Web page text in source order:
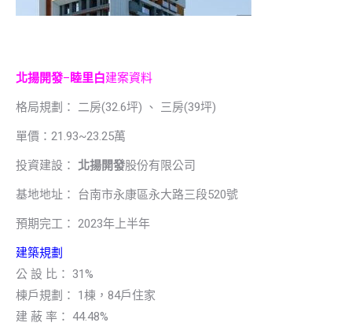
北揚開發–睦里白建案資料
格局規劃： 二房(32.6坪) 、 三房(39坪)
單價：21.93~23.25萬
投資建設： 北揚開發股份有限公司
基地地址： 台南市永康區永大路三段520號
預期完工： 2023年上半年
建築規劃
公 設 比： 31%
棟戶規劃： 1棟，84戶住家
建 蔽 率： 44.48%